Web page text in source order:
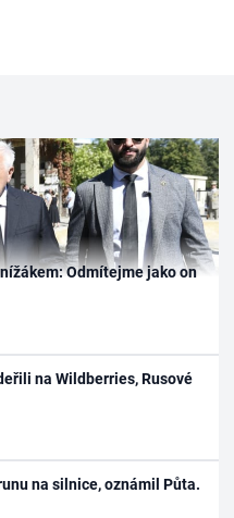
Odmítejme jako on
na Wildberries, Rusové
na silnice, oznámil Půta.